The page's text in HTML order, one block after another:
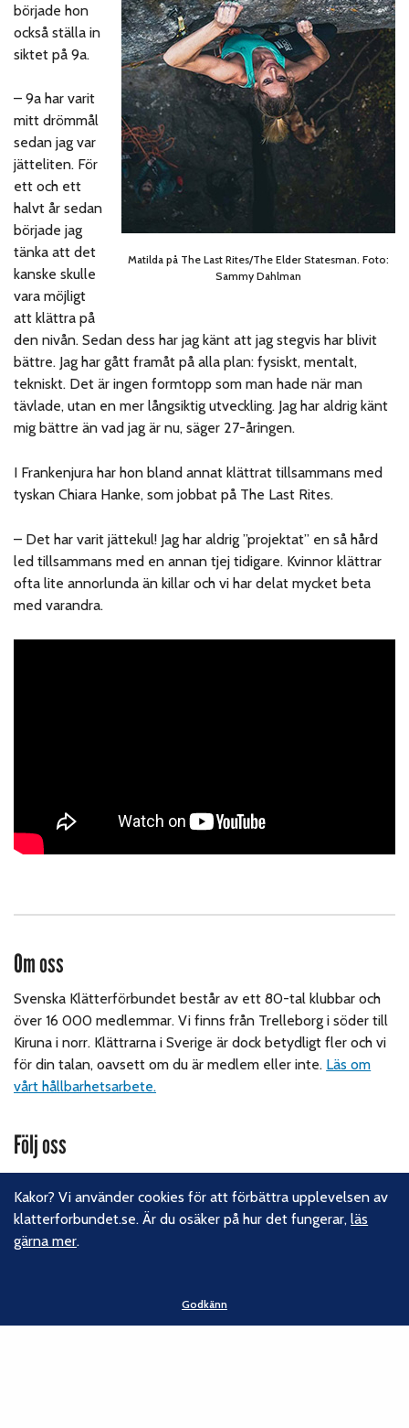
Matilda på The Last Rites/The Elder Statesman. Foto:
Sammy Dahlman
började hon
också ställa in
siktet på 9a.
– 9a har varit
mitt drömmål
sedan jag var
jätteliten. För
ett och ett
halvt år sedan
började jag
tänka att det
kanske skulle
vara möjligt
att klättra på
den nivån. Sedan dess har jag känt att jag stegvis har blivit
bättre. Jag har gått framåt på alla plan: fysiskt, mentalt,
tekniskt. Det är ingen formtopp som man hade när man
tävlade, utan en mer långsiktig utveckling. Jag har aldrig känt
mig bättre än vad jag är nu, säger 27-åringen.
I Frankenjura har hon bland annat klättrat tillsammans med
tyskan Chiara Hanke, som jobbat på The Last Rites.
– Det har varit jättekul! Jag har aldrig ”projektat” en så hård
led tillsammans med en annan tjej tidigare. Kvinnor klättrar
ofta lite annorlunda än killar och vi har delat mycket beta
med varandra.
Om oss
Svenska Klätterförbundet består av ett 80-tal klubbar och
över 16 000 medlemmar. Vi finns från Trelleborg i söder till
Kiruna i norr. Klättrarna i Sverige är dock betydligt fler och vi
för din talan, oavsett om du är medlem eller inte. Läs om
vårt hållbarhetsarbete.
Följ oss
Instagram
Linkedin
Nyhetsbrev
Kakor? Vi använder cookies för att förbättra upplevelsen av
klatterforbundet.se. Är du osäker på hur det fungerar,läs
gärna mer.
Godkänn